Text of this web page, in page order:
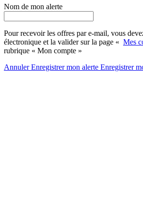
Nom de mon alerte
Pour recevoir les offres par e-mail, vous
électronique et la valider sur la page « Mes
rubrique « Mon compte »
AnnulerEnregistrer mon alerte Enregistrer